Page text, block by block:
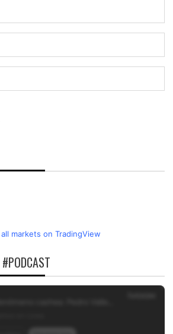
all markets on TradingView